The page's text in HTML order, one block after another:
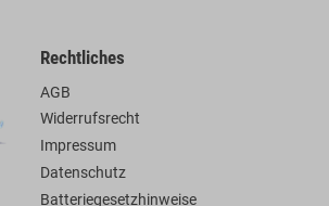
Rechtliches
AGB
Widerrufsrecht
Impressum
Datenschutz
Batteriegesetzhinweise